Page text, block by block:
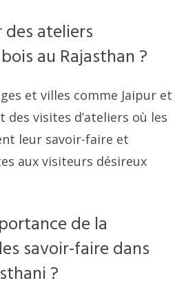
ateliers
au Rajasthan ?
et villes comme Jaipur et
des visites d’ateliers où les
leur savoir-faire et
aux visiteurs désireux
de la
savoir-faire dans
?